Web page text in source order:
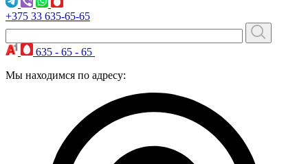
+375 33 635-65-65
635 - 65 - 65
Мы находимся по адресу: